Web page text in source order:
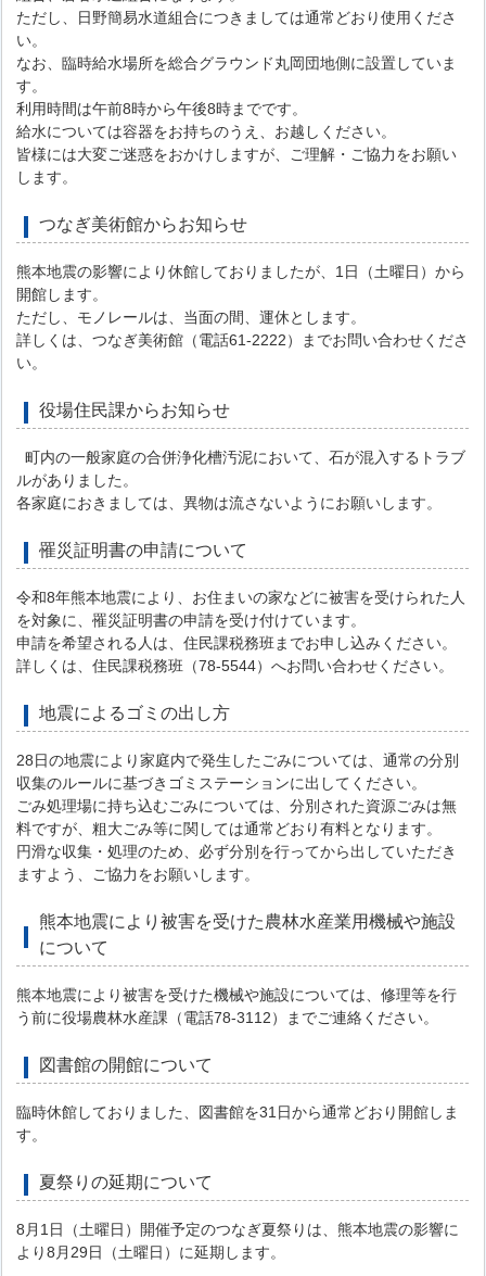
ただし、日野簡易水道組合につきましては通常どおり使用くださ
い。
なお、臨時給水場所を総合グラウンド丸岡団地側に設置していま
す。
利用時間は午前8時から午後8時までです。
給水については容器をお持ちのうえ、お越しください。
皆様には大変ご迷惑をおかけしますが、ご理解・ご協力をお願い
します。
つなぎ美術館からお知らせ
熊本地震の影響により休館しておりましたが、1日（土曜日）から
開館します。
ただし、モノレールは、当面の間、運休とします。
詳しくは、つなぎ美術館（電話61-2222）までお問い合わせくださ
い。
役場住民課からお知らせ
町内の一般家庭の合併浄化槽汚泥において、石が混入するトラブ
ルがありました。
各家庭におきましては、異物は流さないようにお願いします。
罹災証明書の申請について
令和8年熊本地震により、お住まいの家などに被害を受けられた人
を対象に、罹災証明書の申請を受け付けています。
申請を希望される人は、住民課税務班までお申し込みください。
詳しくは、住民課税務班（78-5544）へお問い合わせください。
地震によるゴミの出し方
28日の地震により家庭内で発生したごみについては、通常の分別
収集のルールに基づきゴミステーションに出してください。
ごみ処理場に持ち込むごみについては、分別された資源ごみは無
料ですが、粗大ごみ等に関しては通常どおり有料となります。
円滑な収集・処理のため、必ず分別を行ってから出していただき
ますよう、ご協力をお願いします。
熊本地震により被害を受けた農林水産業用機械や施設
について
熊本地震により被害を受けた機械や施設については、修理等を行
う前に役場農林水産課（電話78-3112）までご連絡ください。
図書館の開館について
臨時休館しておりました、図書館を31日から通常どおり開館しま
す。
夏祭りの延期について
8月1日（土曜日）開催予定のつなぎ夏祭りは、熊本地震の影響に
より8月29日（土曜日）に延期します。